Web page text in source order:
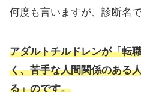
何度も言いますが、診断名
アダルトチルドレンが「転
く、苦手な人間関係のある
る」のです。